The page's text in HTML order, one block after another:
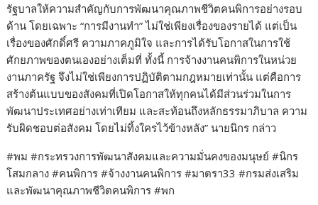
รัฐบาลให้ความสำคัญกับการพัฒนาคุณภาพชีวิตคนพิการอย่างรอบ
ด้าน โดยเฉพาะ “การมีงานทำ” ไม่ใช่เพียงเรื่องของรายได้ แต่เป็น
เรื่องของศักดิ์ศรี ความภาคภูมิใจ และการได้รับโอกาสในการใช้
ศักยภาพของตนเองอย่างเต็มที่ ทั้งนี้ การจ้างงานคนพิการในหน่วย
งานภาครัฐ จึงไม่ใช่เพียงการปฏิบัติตามกฎหมายเท่านั้น แต่คือการ
สร้างต้นแบบของสังคมที่เปิดโอกาสให้ทุกคนได้มีส่วนร่วมในการ
พัฒนาประเทศอย่างเท่าเทียม และสะท้อนถึงหลักธรรมาภิบาล ความ
รับผิดชอบต่อสังคม โดยไม่ทิ้งใครไว้ข้างหลัง” นายนิกร กล่าว
#พม #กระทรวงการพัฒนาสังคมและความมั่นคงของมนุษย์ #นิกร
โสมกลาง #คนพิการ #จ้างงานคนพิการ #มาตรา33 #กรมส่งเสริม
และพัฒนาคุณภาพชีวิตคนพิการ #พก